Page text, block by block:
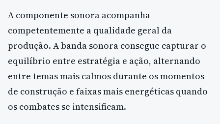
A componente sonora acompanha
competentemente a qualidade geral da
produção. A banda sonora consegue capturar o
equilíbrio entre estratégia e ação, alternando
entre temas mais calmos durante os momentos
de construção e faixas mais energéticas quando
os combates se intensificam.